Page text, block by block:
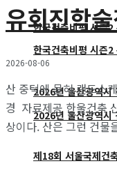
한국건축비평 시즌2
2026년 울산광역시
한국건축비평 시즌
2026년 울산광역시
제18회 서울국제건
유회진학
2026-08-06
산 중턱에 묻혀 랜드스
경 자료제공 한울건축
상이다. 산은 그런 건물